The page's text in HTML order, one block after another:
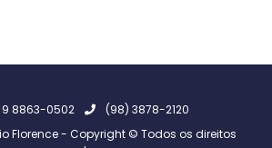
8863-0502
(98) 3878-2120
Florence - Copyright © Todos os direitos